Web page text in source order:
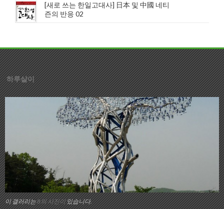
[새로 쓰는 한일고대사] 日本 및 中國 네티
즌의 반응 02
하루살이
이 갤러리는8의 사진이있습니다.